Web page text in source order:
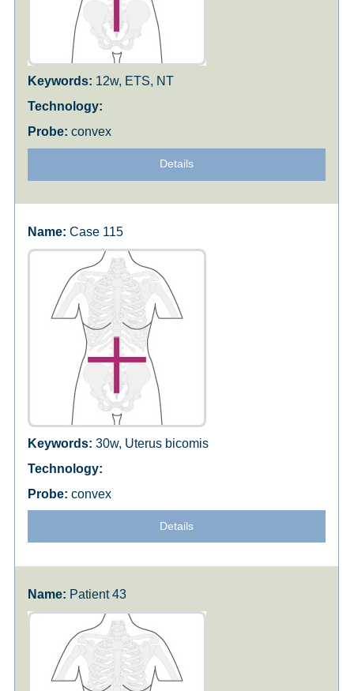
12w, ETS, NT
convex
Details
Case 115
30w, Uterus bicomis
convex
Details
Patient 43